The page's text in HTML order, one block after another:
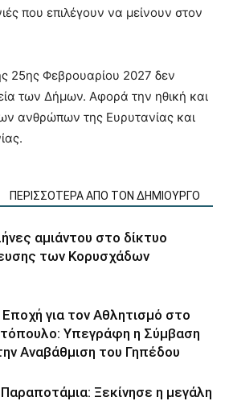
που επιλέγουν να μείνουν στον
25ης Φεβρουαρίου 2027 δεν
των Δήμων. Αφορά την ηθική και
ανθρώπων της Ευρυτανίας και
ΠΕΡΙΣΣΟΤΕΡΑ ΑΠΟ ΤΟΝ ΔΗΜΙΟΥΡΓΟ
αμιάντου στο δίκτυο
των Κορυσχάδων
για τον Αθλητισμό στο
Υπεγράφη η Σύμβαση
Αναβάθμιση του Γηπέδου
Ξεκίνησε η μεγάλη